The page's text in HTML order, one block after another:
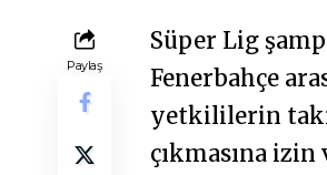
Paylaş
Süper Lig
Fenerbahçe
yetkililerin
çıkmasına